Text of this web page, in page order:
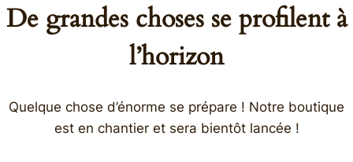
De grandes choses se profilent à
l’horizon
Quelque chose d’énorme se prépare ! Notre boutique
est en chantier et sera bientôt lancée !